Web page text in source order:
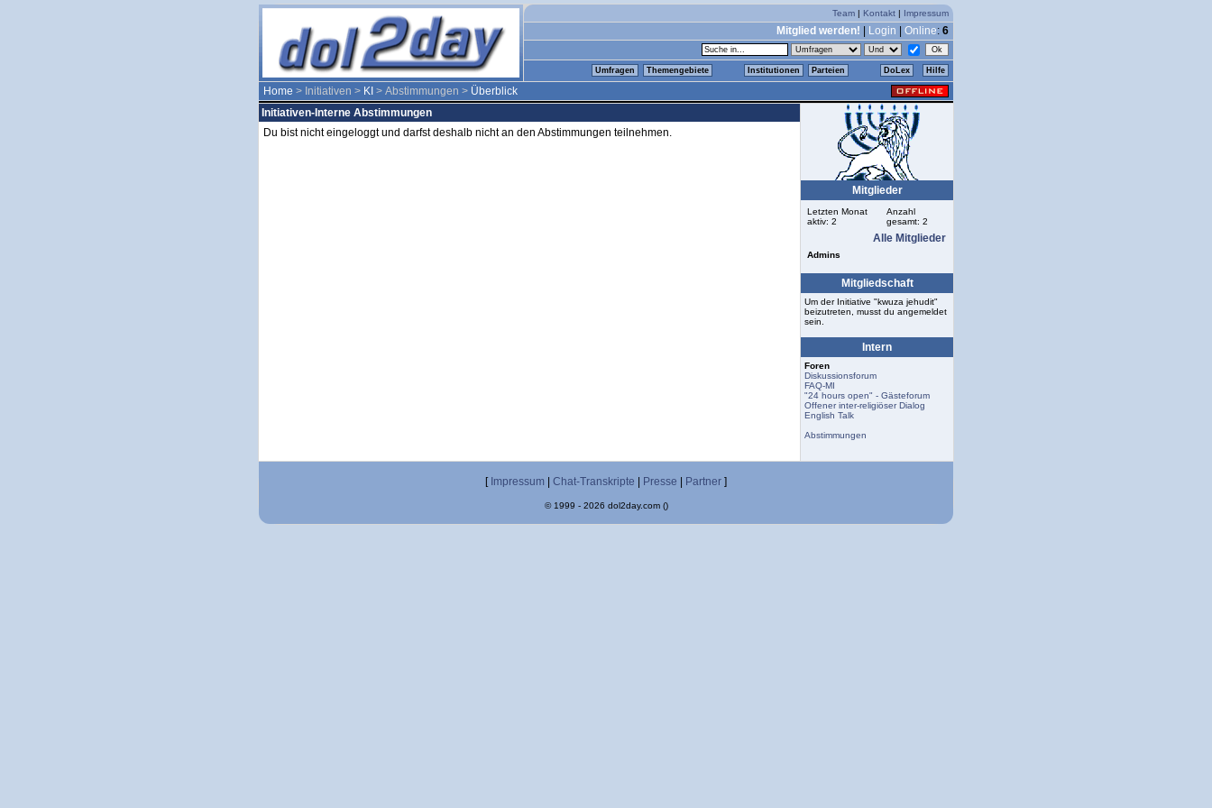
Team | Kontakt | Impressum
Mitglied werden! Login Online: 6
Umfragen Themengebiete Institutionen Parteien DoLex Hilfe
Home > Initiativen > KI > Abstimmungen > Überblick
Initiativen-Interne Abstimmungen
Du bist nicht eingeloggt und darfst deshalb nicht an den Abstimmungen teilnehmen.
Mitglieder
Letzten Monat
aktiv: 2
Anzahl
gesamt: 2
Alle Mitglieder
Admins
Mitgliedschaft
Um der Initiative "kwuza jehudit"
beizutreten, musst du angemeldet
sein.
Intern
Foren
Diskussionsforum
FAQ-MI
"24 hours open" - Gästeforum
Offener inter-religiöser Dialog
English Talk
Abstimmungen
[ Impressum Chat-Transkripte Presse Partner ]
© 1999 - 2026 dol2day.com ()